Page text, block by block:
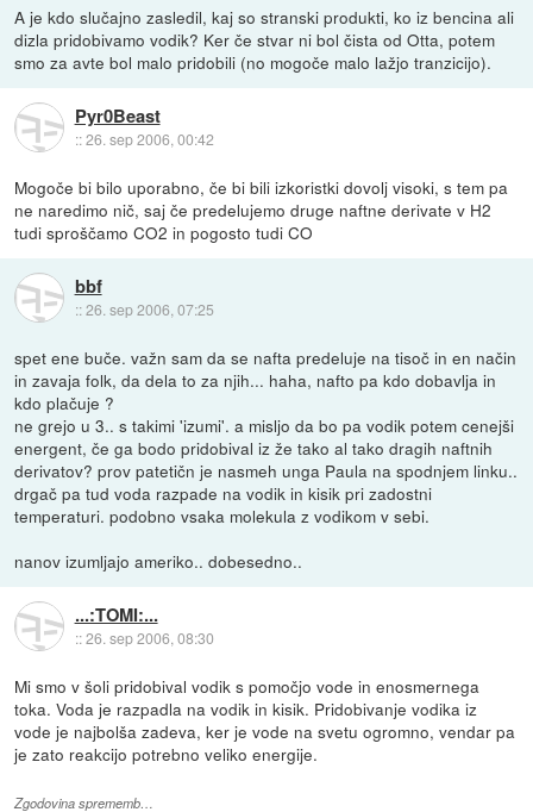
A je kdo slučajno zasledil, kaj so stranski produkti, ko iz bencina ali
dizla pridobivamo vodik? Ker če stvar ni bol čista od Otta, potem
smo za avte bol malo pridobili (no mogoče malo lažjo tranzicijo).
Pyr0Beast
::26. sep 2006, 00:42
Mogoče bi bilo uporabno, če bi bili izkoristki dovolj visoki, s tem pa
ne naredimo nič, saj če predelujemo druge naftne derivate v H2
tudi sproščamo CO2 in pogosto tudi CO
bbf
::26. sep 2006, 07:25
spet ene buče. važn sam da se nafta predeluje na tisoč in en način
in zavaja folk, da dela to za njih... haha, nafto pa kdo dobavlja in
kdo plačuje ?
ne grejo u 3.. s takimi 'izumi'. a misljo da bo pa vodik potem cenejši
energent, če ga bodo pridobival iz že tako al tako dragih naftnih
derivatov? prov patetičn je nasmeh unga Paula na spodnjem linku..
drgač pa tud voda razpade na vodik in kisik pri zadostni
temperaturi. podobno vsaka molekula z vodikom v sebi.
nanov izumljajo ameriko.. dobesedno..
...:TOMI:...
::26. sep 2006, 08:30
Mi smo v šoli pridobival vodik s pomočjo vode in enosmernega
toka. Voda je razpadla na vodik in kisik. Pridobivanje vodika iz
vode je najbolša zadeva, ker je vode na svetu ogromno, vendar pa
je zato reakcijo potrebno veliko energije.
Zgodovina sprememb…